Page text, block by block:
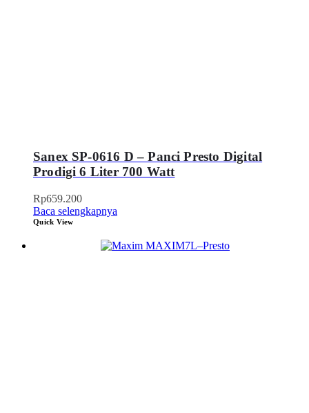
Sanex SP-0616 D – Panci Presto Digital
Prodigi 6 Liter 700 Watt
Rp659.200
Baca selengkapnya
Quick View